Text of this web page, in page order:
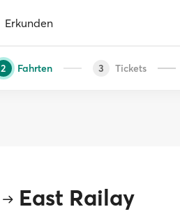
Erkunden
2 Fahrten 3 Tickets
East Railay